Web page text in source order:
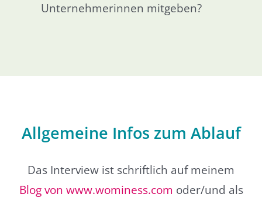
Unternehmerinnen mitgeben?
Allgemeine Infos zum Ablauf
Das Interview ist schriftlich auf meinem
Blog von www.wominess.com oder/und als